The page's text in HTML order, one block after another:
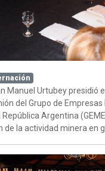
Manuel Urtubey presidió
del Grupo de Empresas
Argentina
de la actividad minera en